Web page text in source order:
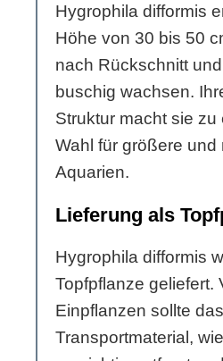
Hygrophila difformis
Höhe von 30 bis 50
nach Rückschnitt
buschig wachsen.
Struktur macht sie zu
Wahl für größere und
Aquarien.
Lieferung als
Hygrophila difformis
Topfpflanze geliefert.
Einpflanzen sollte das
Transportmaterial,